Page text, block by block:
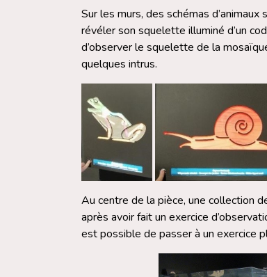
Sur les murs, des schémas
révéler son squelette illuminé d’un
d’observer le squelette de la
quelques intrus.
Au centre de la pièce, une collection
après avoir fait un exercice
est possible de passer à un exercice